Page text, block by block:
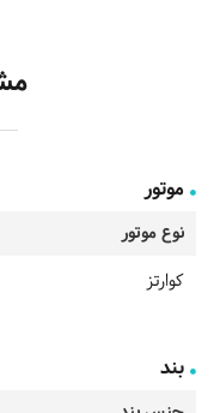
موتور
نوع موتور
کوارتز
بند